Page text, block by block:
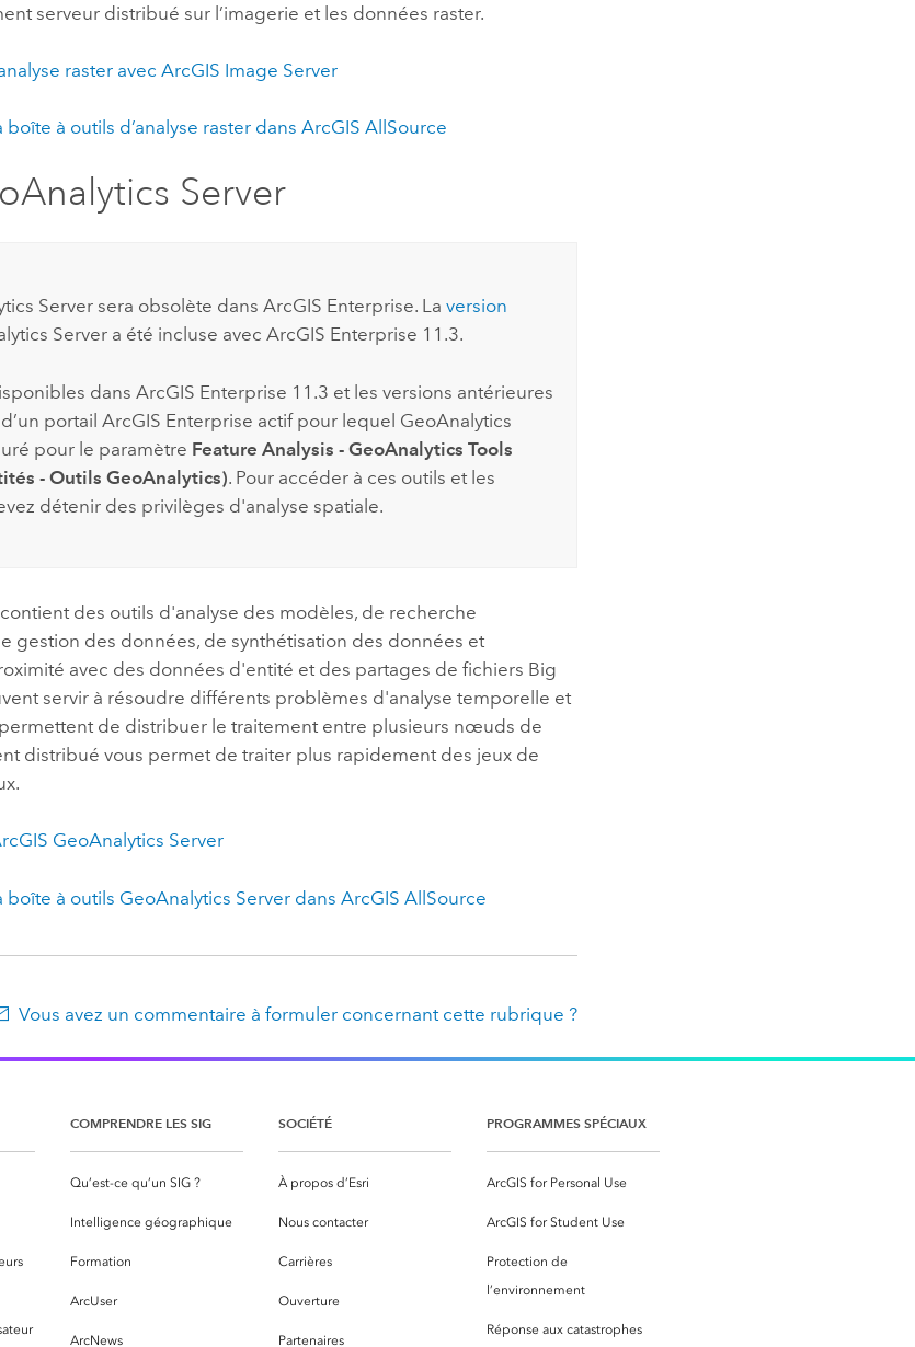
serveur distribué sur l’imagerie et les données raster.
raster avecArcGIS Image Server
boîte à outils d’analyse raster dansArcGIS AllSource
Server
Serversera obsolète dans ArcGIS Enterprise. La version
Servera été incluse avec ArcGIS Enterprise 11.3.
dans ArcGIS Enterprise 11.3 et les versions antérieures
portail ArcGIS Enterprise actif pour lequel GeoAnalytics
pour le paramètre Feature Analysis - GeoAnalytics Tools
- Outils GeoAnalytics). Pour accéder à ces outils et les
détenir des privilèges d'analyse spatiale.
des outils d'analyse des modèles, de recherche
gestion des données, de synthétisation des données et
avec des données d'entité et des partages de fichiers Big
servir à résoudre différents problèmes d'analyse temporelle et
de distribuer le traitement entre plusieurs nœuds de
distribué vous permet de traiter plus rapidement des jeux de
GeoAnalytics Server
boîte à outils GeoAnalytics Server dansArcGIS AllSource
Vous avez un commentaire à formuler concernant cette rubrique ?
COMPRENDRE LES SIG
Qu’est-ce qu’un SIG ?
Intelligence géographique
Formation
ArcUser
ArcNews
SOCIÉTÉ
À propos d’Esri
Nous contacter
Carrières
Ouverture
Partenaires
PROGRAMMES SPÉCIAUX
ArcGIS for Personal Use
ArcGIS for Student Use
Protection de
l’environnement
Réponse aux catastrophes